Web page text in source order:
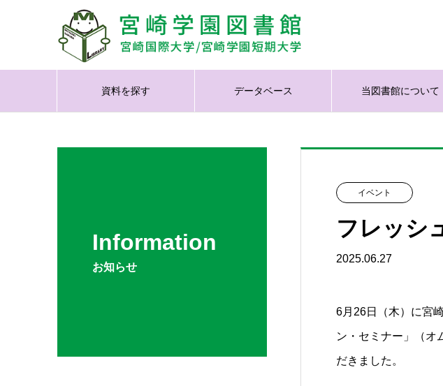
資料を探す データベース 当図書館について
Information
お知らせ
イベント
フレッシ
2025.06.27
6月26日（木）に宮
ン・セミナー」（オ
だきました。